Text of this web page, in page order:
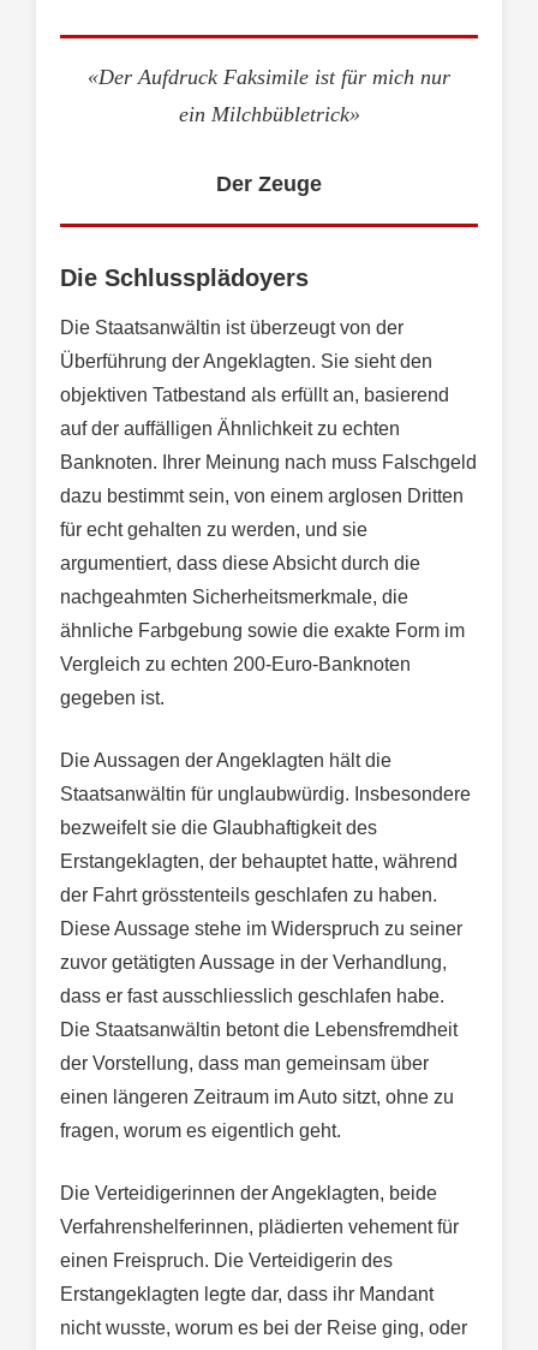
«Der Aufdruck Faksimile ist für mich nur
ein Milchbübletrick»
Der Zeuge
Die Schlussplädoyers
Die Staatsanwältin ist überzeugt von der
Überführung der Angeklagten. Sie sieht den
objektiven Tatbestand als erfüllt an, basierend
auf der auffälligen Ähnlichkeit zu echten
Banknoten. Ihrer Meinung nach muss Falschgeld
dazu bestimmt sein, von einem arglosen Dritten
für echt gehalten zu werden, und sie
argumentiert, dass diese Absicht durch die
nachgeahmten Sicherheitsmerkmale, die
ähnliche Farbgebung sowie die exakte Form im
Vergleich zu echten 200-Euro-Banknoten
gegeben ist.
Die Aussagen der Angeklagten hält die
Staatsanwältin für unglaubwürdig. Insbesondere
bezweifelt sie die Glaubhaftigkeit des
Erstangeklagten, der behauptet hatte, während
der Fahrt grösstenteils geschlafen zu haben.
Diese Aussage stehe im Widerspruch zu seiner
zuvor getätigten Aussage in der Verhandlung,
dass er fast ausschliesslich geschlafen habe.
Die Staatsanwältin betont die Lebensfremdheit
der Vorstellung, dass man gemeinsam über
einen längeren Zeitraum im Auto sitzt, ohne zu
fragen, worum es eigentlich geht.
Die Verteidigerinnen der Angeklagten, beide
Verfahrenshelferinnen, plädierten vehement für
einen Freispruch. Die Verteidigerin des
Erstangeklagten legte dar, dass ihr Mandant
nicht wusste, worum es bei der Reise ging, oder